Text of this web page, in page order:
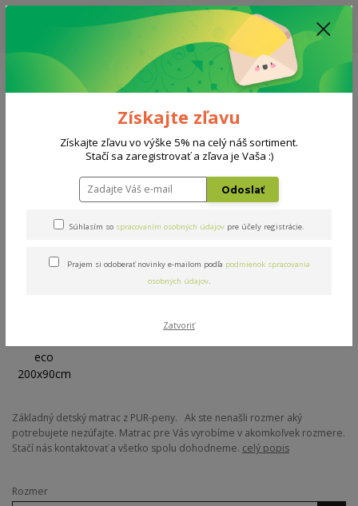
ZĽAVA: VŠETKY VYSTAVENÉ POSTELE ZA 400€ - CENA MATRACU A ROŠTU
PODĽA VÝBERU / DODACIA LEHOTA JE AKTUÁLNE 10-15 PRACOVNÝCH
Menu
0908 777 700 Po-So: 10-18 hod.
0
Matrace Driemko eco 200x90cm
Driemko eco 200x90cm
Základný detský matrac z PUR-peny. Ak ste nenašli rozmer aký
potrebujete nezúfajte. Matrac pre Vás vyrobíme v akomkoľvek rozmere.
Stačí nás kontaktovať a všetko spolu dohodneme. celý popis
Rozmer
Získajte zľavu
Získajte zľavu vo výške 5% na celý náš sortiment.
Stačí sa zaregistrovať a zľava je Vaša :)
Odoslať
Súhlasím so spracovaním osobných údajov pre účely registrácie.
Prajem si odoberať novinky e-mailom podľa podmienok spracovania
osobných údajov.
Zatvoriť